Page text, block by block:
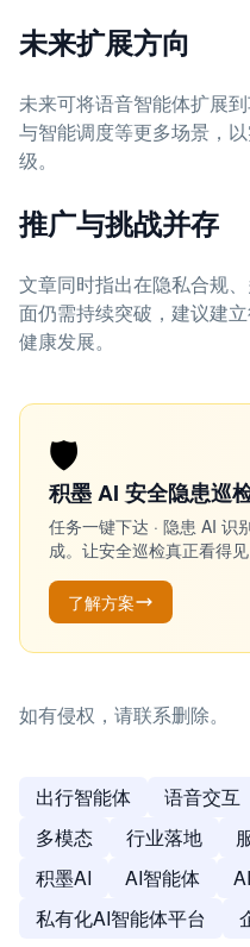
未来扩展方向
未来可将语音智能体扩展
与智能调度等更多场景，
级。
推广与挑战并存
文章同时指出在隐私合规
面仍需持续突破，建议建
健康发展。
🛡️
积墨 AI 安全隐患巡
任务一键下达 · 隐患 AI 识
成。让安全巡检真正看得
了解方案
如有侵权，请联系删除。
出行智能体 语音交互
多模态
行业落地
积墨AI
AI智能体
私有化AI智能体平台